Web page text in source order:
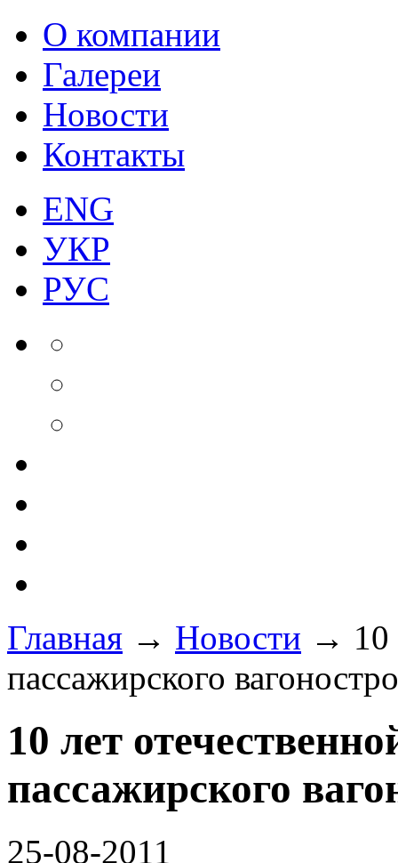
О компании
Галереи
Новости
Контакты
ENG
УКР
РУС
Главная → Новости → 10
пассажирского
10 лет
пассажирского
25-08-2011